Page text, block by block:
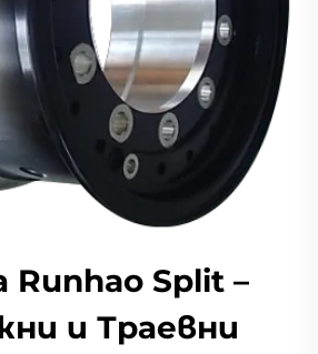
Runhao Split –
и Траевни